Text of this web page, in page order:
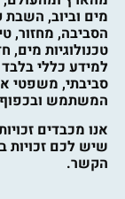
מים וביוב, השבת
הסביבה, מחזור,
טכנולוגיות מים,
למידע כללי בלבד
סביבתי, משפטי
המשתמש ובכפוף
אנו מכבדים
שיש לכם זכויות
הקשר.